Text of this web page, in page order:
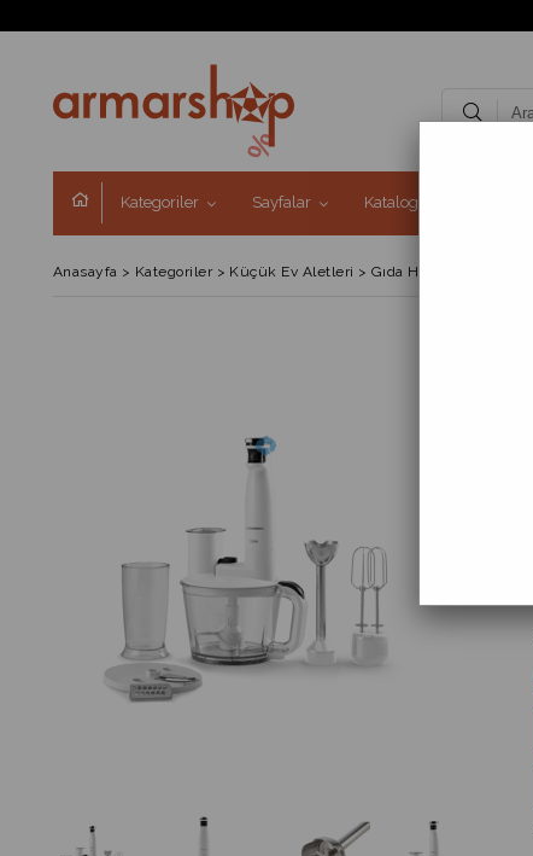
Kategoriler Sayfalar Kataloglar
Anasayfa > Kategoriler> Küçük Ev Aletleri > Gıda Hazırlama Grubu